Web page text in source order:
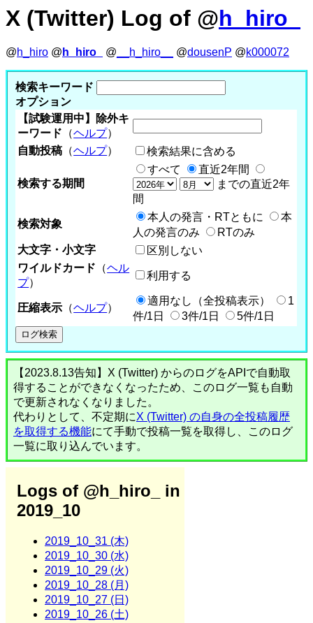
X (Twitter) Log of @h_hiro_
@h_hiro @ h_hiro_ @ __h_hiro__ @dousenP @k000072
検索キーワード
オプション
【試験運用中】除外キ
ーワード （ヘルプ）
自動投稿 （ヘルプ） 検索結果に含める
検索する期間
すべて
直近2年間
までの直近2年
間
検索対象
本人の発言・RTともに
本
人の発言のみ
RTのみ
大文字・小文字
区別しない
ワイルドカード （ヘル
プ）
利用する
圧縮表示 （ヘルプ）
適用なし（全投稿表示）
1
件/1日
3件/1日 5件/1日
【2023.8.13告知】X (Twitter) からのログをAPIで自動取
得することができなくなったため、このログ一覧も自動
で更新されなくなりました。
代わりとして、不定期にX (Twitter) の自身の全投稿履歴
を取得する機能にて手動で投稿一覧を取得し、このログ
一覧に取り込んでいます。
Logs of @h_hiro_ in
2019_10
2019_10_31 (木)
2019_10_30 (水)
2019_10_29 (火)
2019_10_28 (月)
2019_10_27 (日)
2019_10_26 (土)